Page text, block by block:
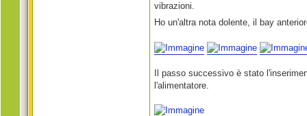
vibrazioni.
Ho un'altra nota dolente, il bay
Il passo successivo è stato
l'alimentatore.